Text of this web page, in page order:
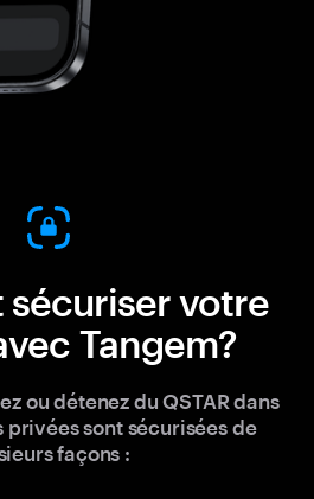
votre
Tangem?
ou détenez du QSTAR dans
privées sont sécurisées de
façons :